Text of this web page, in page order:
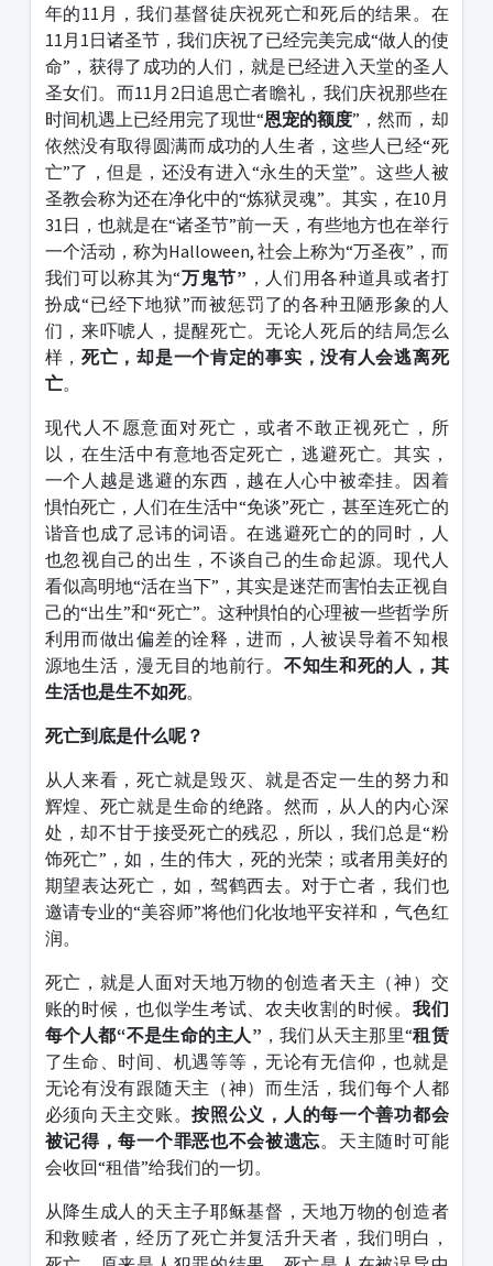
年的11月，我们基督徒庆祝死亡和死后的结果。在
11月1日诸圣节，我们庆祝了已经完美完成“做人的使
命”，获得了成功的人们，就是已经进入天堂的圣人
圣女们。而11月2日追思亡者瞻礼，我们庆祝那些在
时间机遇上已经用完了现世“恩宠的额度”，然而，却
依然没有取得圆满而成功的人生者，这些人已经“死
亡”了，但是，还没有进入“永生的天堂”。这些人被
圣教会称为还在净化中的“炼狱灵魂”。其实，在10月
31日，也就是在“诸圣节”前一天，有些地方也在举行
一个活动，称为Halloween, 社会上称为“万圣夜”，而
我们可以称其为“万鬼节” ，人们用各种道具或者打
扮成“已经下地狱”而被惩罚了的各种丑陋形象的人
们，来吓唬人，提醒死亡。无论人死后的结局怎么
样， 死亡，却是一个肯定的事实，没有人会逃离死
亡。
现代人不愿意面对死亡，或者不敢正视死亡，所
以，在生活中有意地否定死亡，逃避死亡。其实，
一个人越是逃避的东西，越在人心中被牵挂。因着
惧怕死亡，人们在生活中“免谈”死亡，甚至连死亡的
谐音也成了忌讳的词语。在逃避死亡的的同时，人
也忽视自己的出生，不谈自己的生命起源。现代人
看似高明地“活在当下”，其实是迷茫而害怕去正视自
己的“出生”和“死亡”。这种惧怕的心理被一些哲学所
利用而做出偏差的诠释，进而，人被误导着不知根
源地生活，漫无目的地前行。 不知生和死的人，其
生活也是生不如死。
死亡到底是什么呢？
从人来看，死亡就是毁灭、就是否定一生的努力和
辉煌、死亡就是生命的绝路。然而，从人的内心深
处，却不甘于接受死亡的残忍，所以，我们总是“粉
饰死亡”，如，生的伟大，死的光荣；或者用美好的
期望表达死亡，如，驾鹤西去。对于亡者，我们也
邀请专业的“美容师”将他们化妆地平安祥和，气色红
润。
死亡，就是人面对天地万物的创造者天主（神）交
账的时候，也似学生考试、农夫收割的时候。 我们
每个人都“不是生命的主人” ，我们从天主那里“租赁
了生命、时间、机遇等等，无论有无信仰，也就是
无论有没有跟随天主（神）而生活，我们每个人都
必须向天主交账。按照公义，人的每一个善功都会
被记得，每一个罪恶也不会被遗忘。天主随时可能
会收回“租借”给我们的一切。
从降生成人的天主子耶稣基督，天地万物的创造者
和救赎者，经历了死亡并复活升天者，我们明白，